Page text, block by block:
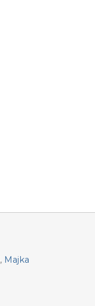
, Majka